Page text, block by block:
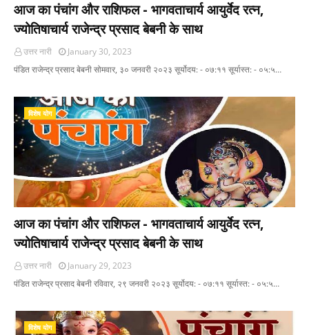
आज का पंचांग और राशिफल - भागवताचार्य आयुर्वेद रत्न,
ज्योतिषाचार्य राजेन्द्र प्रसाद बेबनी के साथ
उत्तर नारी
January 30, 2023
पंडित राजेन्द्र प्रसाद बेबनी सोमवार, ३० जनवरी २०२३ सूर्योदय: - ०७:११ सूर्यास्त: - ०५:५…
विशेष योग
आज का पंचांग और राशिफल - भागवताचार्य आयुर्वेद रत्न,
ज्योतिषाचार्य राजेन्द्र प्रसाद बेबनी के साथ
उत्तर नारी
January 29, 2023
पंडित राजेन्द्र प्रसाद बेबनी रविवार, २९ जनवरी २०२३ सूर्योदय: - ०७:११ सूर्यास्त: - ०५:५…
विशेष योग